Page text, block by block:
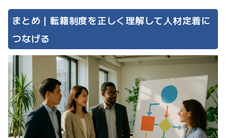
まとめ｜転籍制度を正しく理解して人材定着に
つなげる